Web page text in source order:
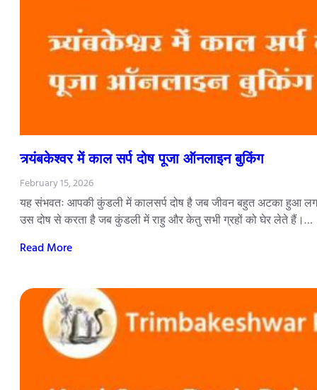
त्र्यंबकेश्वर में काल सर्प दोष पूजा ऑनलाइन बुकिंग
February 15, 2026
यह संभवतः आपकी कुंडली में कालसर्प दोष है जब जीवन बहुत अटका हुआ
उस दोष से करता है जब कुंडली में राहु और केतु सभी ग्रहों को घेर लेते हैं।…
Read More